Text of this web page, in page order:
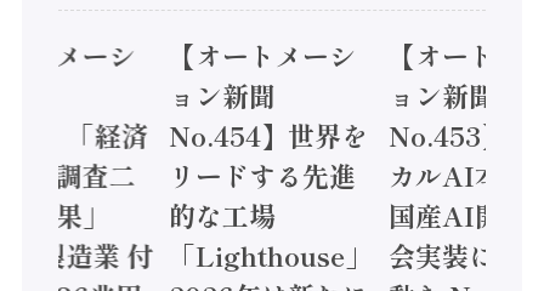
トメーシ
】「経済
態調査二
結果」
年製造業 付
【オートメーシ
ョン新聞
No.454】世界を
リードする先進
的な工場
「Lighthouse」
【オートメ
ョン新聞
No.453】フ
カルAI本格
国産AI開発
会実装に活